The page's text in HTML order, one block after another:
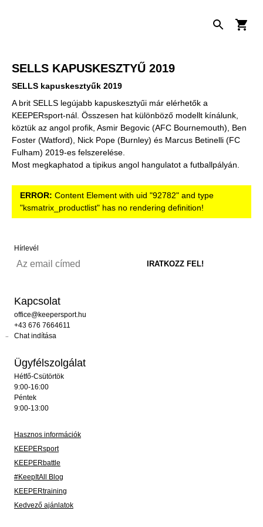
SELLS KAPUSKESZTYŰ 2019
SELLS kapuskesztyűk 2019
A brit SELLS legújabb kapuskesztyűi már elérhetők a
KEEPERsport-nál. Összesen hat különböző modellt kínálunk,
köztük az angol profik, Asmir Begovic (AFC Bournemouth), Ben
Foster (Watford), Nick Pope (Burnley) és Marcus Betinelli (FC
Fulham) 2019-es felszerelése.
Most megkaphatod a tipikus angol hangulatot a futballpályán.
ERROR: Content Element with uid "92782" and type
"ksmatrix_productlist" has no rendering definition!
Hírlevél
Kapcsolat
office@keepersport.hu
+43 676 7664611
Chat indítása
Ügyfélszolgálat
Hétfő-Csütörtök
9:00-16:00
Péntek
9:00-13:00
Hasznos információk
KEEPERsport
KEEPERbattle
#KeepItAll Blog
KEEPERtraining
Kedvező ajánlatok